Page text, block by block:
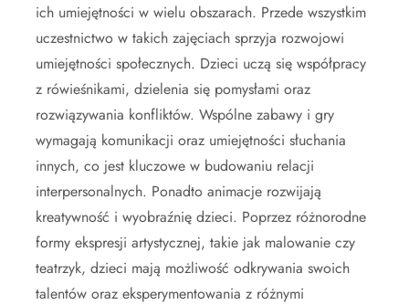
ich umiejętności w wielu obszarach. Przede wszystkim
uczestnictwo w takich zajęciach sprzyja rozwojowi
umiejętności społecznych. Dzieci uczą się współpracy
z rówieśnikami, dzielenia się pomysłami oraz
rozwiązywania konfliktów. Wspólne zabawy i gry
wymagają komunikacji oraz umiejętności słuchania
innych, co jest kluczowe w budowaniu relacji
interpersonalnych. Ponadto animacje rozwijają
kreatywność i wyobraźnię dzieci. Poprzez różnorodne
formy ekspresji artystycznej, takie jak malowanie czy
teatrzyk, dzieci mają możliwość odkrywania swoich
talentów oraz eksperymentowania z różnymi